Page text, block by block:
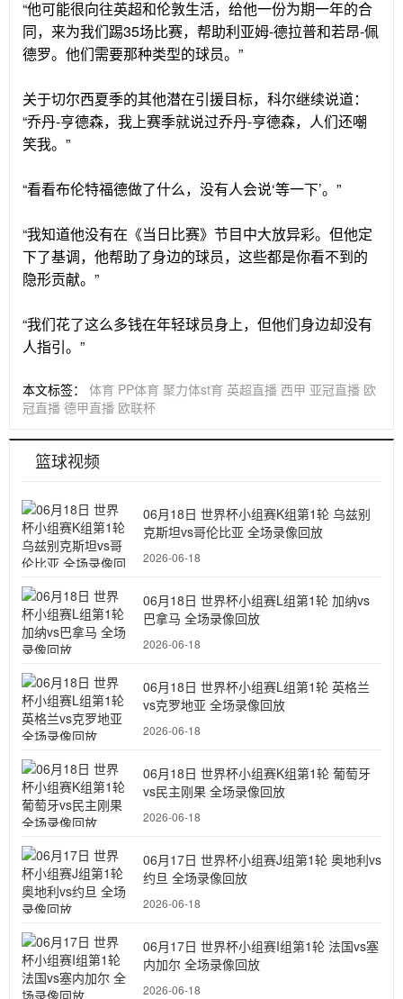
“他可能很向往英超和伦敦生活，给他一份为期一年的合
同，来为我们踢35场比赛，帮助利亚姆-德拉普和若昂-佩
德罗。他们需要那种类型的球员。”
关于切尔西夏季的其他潜在引援目标，科尔继续说道：
“乔丹-亨德森，我上赛季就说过乔丹-亨德森，人们还嘲
笑我。”
“看看布伦特福德做了什么，没有人会说‘等一下’。”
“我知道他没有在《当日比赛》节目中大放异彩。但他定
下了基调，他帮助了身边的球员，这些都是你看不到的
隐形贡献。”
“我们花了这么多钱在年轻球员身上，但他们身边却没有
人指引。”
本文标签： 体育 PP体育 聚力体st育 英超直播 西甲 亚冠直播 欧
冠直播 德甲直播 欧联杯
篮球视频
06月18日 世界杯小组赛K组第1轮 乌兹别
克斯坦vs哥伦比亚 全场录像回放
2026-06-18
06月18日 世界杯小组赛L组第1轮 加纳vs
巴拿马 全场录像回放
2026-06-18
06月18日 世界杯小组赛L组第1轮 英格兰
vs克罗地亚 全场录像回放
2026-06-18
06月18日 世界杯小组赛K组第1轮 葡萄牙
vs民主刚果 全场录像回放
2026-06-18
06月17日 世界杯小组赛J组第1轮 奥地利vs
约旦 全场录像回放
2026-06-18
06月17日 世界杯小组赛I组第1轮 法国vs塞
内加尔 全场录像回放
2026-06-18